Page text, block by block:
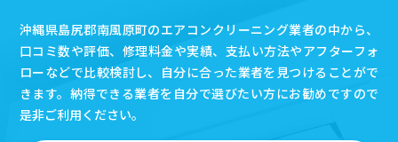
沖縄県島尻郡南風原町のエアコンクリーニング業者の中から、
口コミ数や評価、修理料金や実績、支払い方法やアフターフォ
ローなどで比較検討し、自分に合った業者を見つけることがで
きます。納得できる業者を自分で選びたい方にお勧めですので
是非ご利用ください。